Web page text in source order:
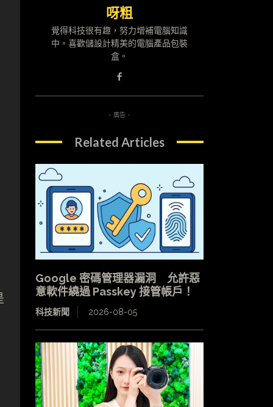
呀粗
覺得科技很有趣，努力增補電腦知識
中。喜歡儲設計精美的電腦產品包裝
盒。
- 廣告 -
Related Articles
Google 密碼管理器漏洞 允許惡
意軟件繞過 Passkey 接管帳戶！
科技新聞 2026-08-05